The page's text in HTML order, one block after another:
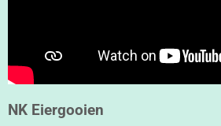
NK Eiergooien